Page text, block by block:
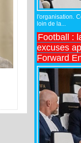
l'organisation.
loin de la...
Football :
excuses
Forward